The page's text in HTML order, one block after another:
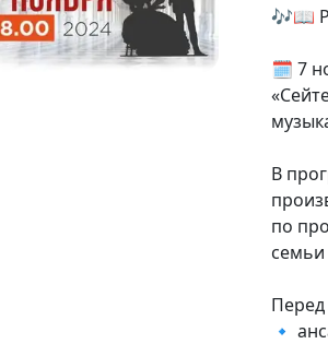
🎶📖
🗓 7
В
по
семьи
Перед
🔹